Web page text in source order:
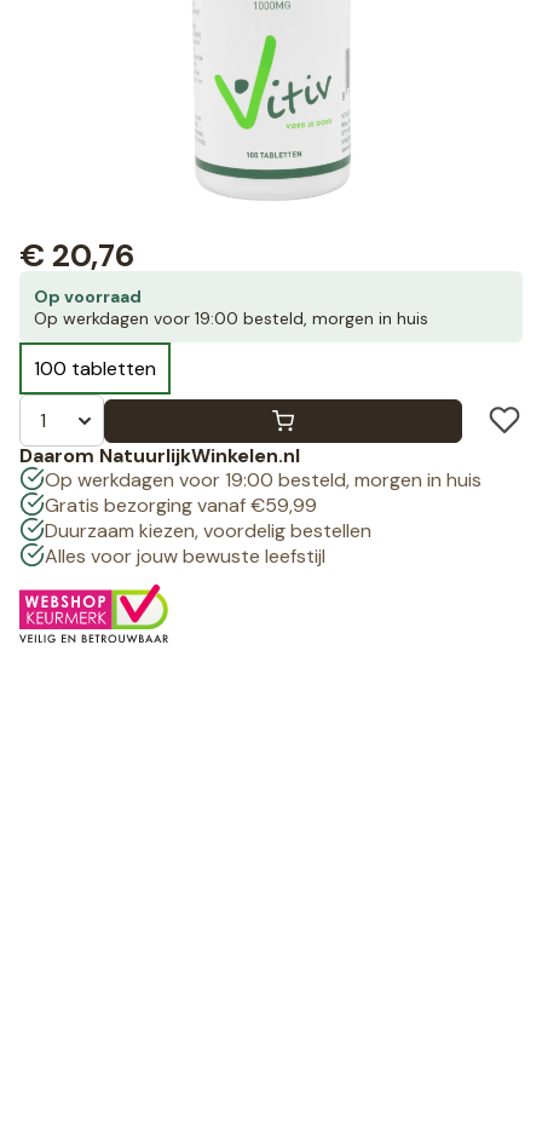
Op voorraad
Op werkdagen voor 19:00 besteld, morgen in huis
100 tabletten
€ 20,76
Daarom NatuurlijkWinkelen.nl
Op werkdagen voor 19:00 besteld, morgen in huis
Gratis bezorging vanaf €59,99
Duurzaam kiezen, voordelig bestellen
Alles voor jouw bewuste leefstijl